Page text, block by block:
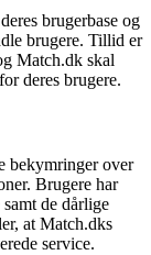
brugerbase og
brugere. Tillid er
Match.dk skal
deres brugere.
bekymringer over
Brugere har
de dårlige
at Match.dks
service.